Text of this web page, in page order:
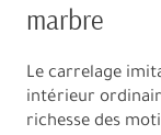
marbre
Le carrelage
intérieur
richesse des